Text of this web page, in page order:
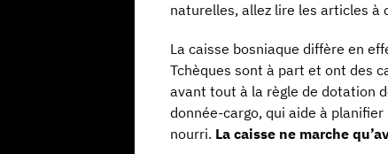
naturelles, allez lire les articles à
La caisse bosniaque diffère en
Tchèques sont à part et ont des
avant tout à la règle de dotation
donnée-cargo, qui aide à
nourri. La caisse ne marche